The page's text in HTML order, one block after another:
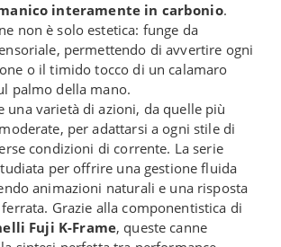
interamente in carbonio.
non è solo estetica: funge da
permettendo di avvertire ogni
o il timido tocco di un calamaro
palmo della mano.
una varietà di azioni, da quelle più
per adattarsi a ogni stile di
condizioni di corrente. La serie
per offrire una gestione fluida
animazioni naturali e una risposta
Grazie alla componentistica di
Fuji K-Frame, queste canne